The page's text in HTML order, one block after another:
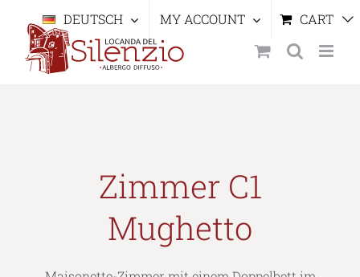
content
DEUTSCH MY ACCOUNT CART
Zimmer C1
Mughetto